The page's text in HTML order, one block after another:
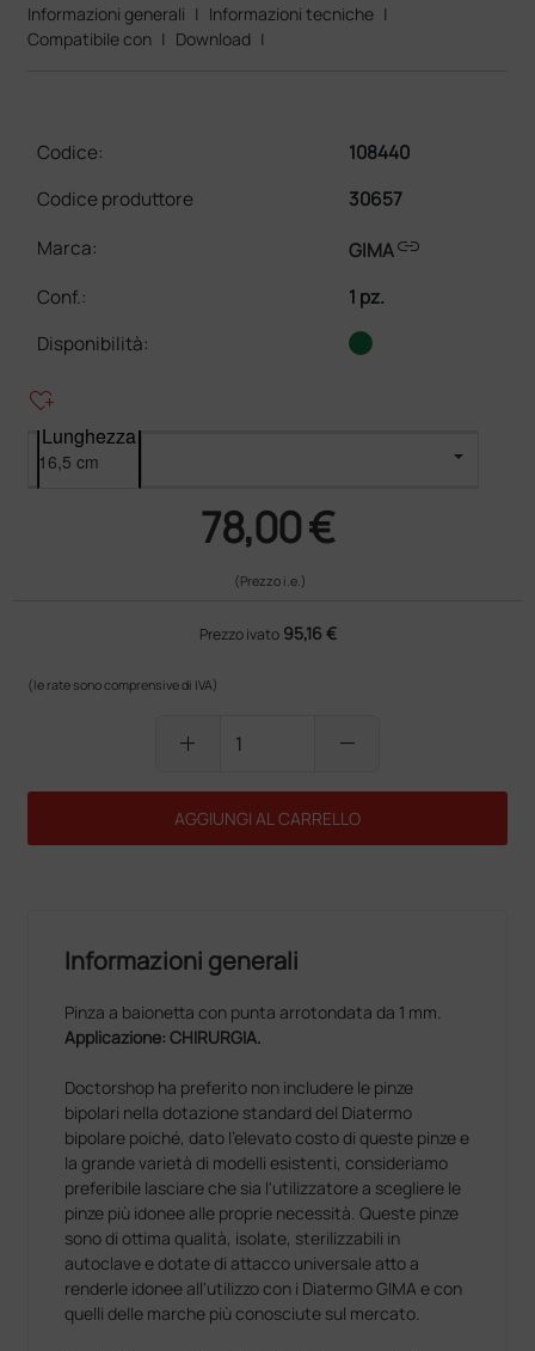
Informazioni generali | Informazioni tecniche |
Compatibile con | Download |
Codice:
108440
Codice produttore
30657
Marca:
GIMAlink
Conf.:
1 pz.
Disponibilità:
heart_plus
Lunghezza
78,00 €
(Prezzo i.e.)
Prezzo ivato 95,16 €
(le rate sono comprensive di IVA)
add remove
AGGIUNGI AL CARRELLO
Informazioni generali
Pinza a baionetta con punta arrotondata da 1 mm.
Applicazione: CHIRURGIA.
Doctorshop ha preferito non includere le pinze
bipolari nella dotazione standard del Diatermo
bipolare poiché, dato l'elevato costo di queste pinze e
la grande varietà di modelli esistenti, consideriamo
preferibile lasciare che sia l'utilizzatore a scegliere le
pinze più idonee alle proprie necessità. Queste pinze
sono di ottima qualità, isolate, sterilizzabili in
autoclave e dotate di attacco universale atto a
renderle idonee all'utilizzo con i Diatermo GIMA e con
quelli delle marche più conosciute sul mercato.